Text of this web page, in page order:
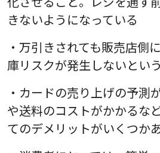
きないようになっている
・万引きされても販売店側
庫リスクが発生しないとい
・カードの売り上げの予測
や送料のコストがかかるな
てのデメリットがいくつか